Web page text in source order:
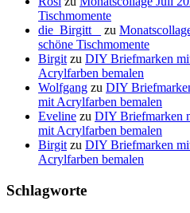
Tischmomente
die_Birgitt _
zu
schöne Tischmomente
Birgit zu DIY Briefmarken
Acrylfarben bemalen
Wolfgang zu DIY
mit Acrylfarben bemalen
Eveline zu DIY Briefmarken
mit Acrylfarben bemalen
Birgit zu DIY Briefmarken
Acrylfarben bemalen
Schlagworte